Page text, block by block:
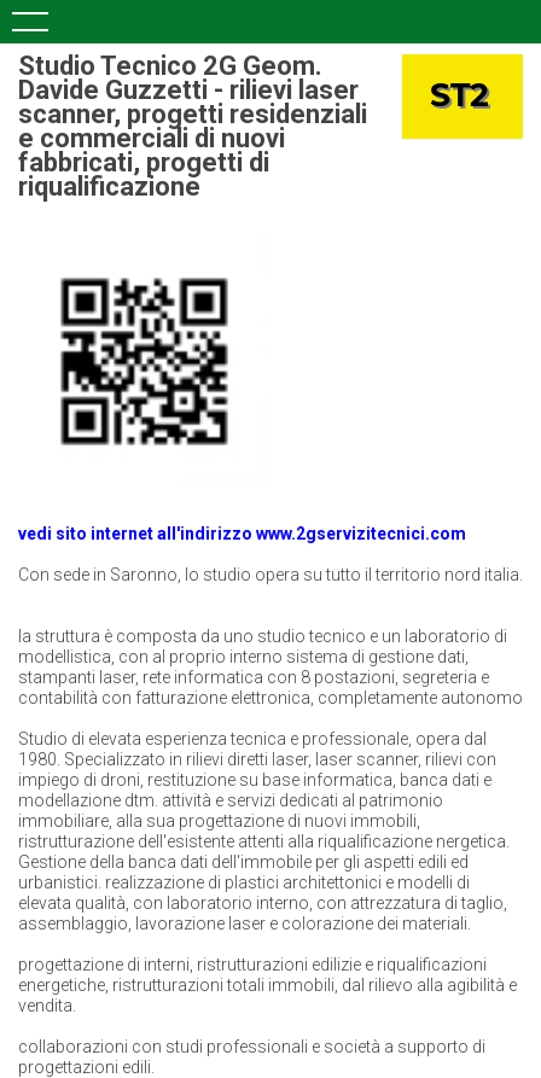
Studio Tecnico 2G Geom.
Davide Guzzetti - rilievi laser
scanner, progetti residenziali
e commerciali di nuovi
fabbricati, progetti di
riqualificazione
vedi sito internet all'indirizzo www.2gservizitecnici.com
Con sede in Saronno, lo studio opera su tutto il territorio nord italia.
la struttura è composta da uno studio tecnico e un laboratorio di
modellistica, con al proprio interno sistema di gestione dati,
stampanti laser, rete informatica con 8 postazioni, segreteria e
contabilità con fatturazione elettronica, completamente autonomo
Studio di elevata esperienza tecnica e professionale, opera dal
1980. Specializzato in rilievi diretti laser, laser scanner, rilievi con
impiego di droni, restituzione su base informatica, banca dati e
modellazione dtm. attività e servizi dedicati al patrimonio
immobiliare, alla sua progettazione di nuovi immobili,
ristrutturazione dell'esistente attenti alla riqualificazione nergetica.
Gestione della banca dati dell'immobile per gli aspetti edili ed
urbanistici. realizzazione di plastici architettonici e modelli di
elevata qualità, con laboratorio interno, con attrezzatura di taglio,
assemblaggio, lavorazione laser e colorazione dei materiali.
progettazione di interni, ristrutturazioni edilizie e riqualificazioni
energetiche, ristrutturazioni totali immobili, dal rilievo alla agibilità e
vendita.
collaborazioni con studi professionali e società a supporto di
progettazioni edili.